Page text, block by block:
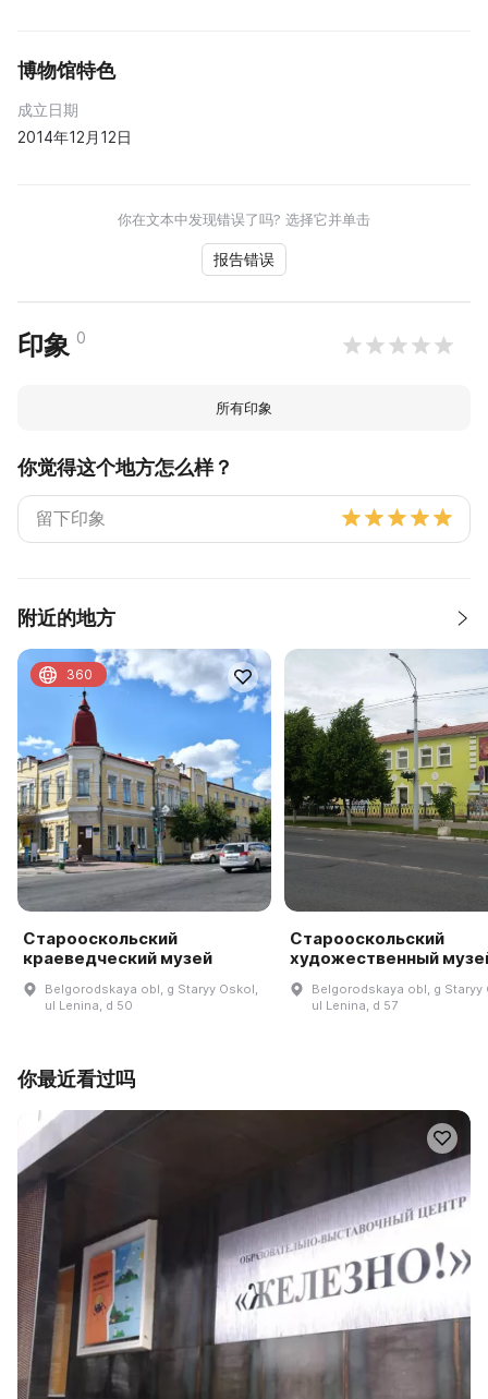
博物馆特色
成立日期
2014年12月12日
你在文本中发现错误了吗? 选择它并单击
报告错误
印象 0
所有印象
你觉得这个地方怎么样？
附近的地方
Старооскольский
краеведческий музей
Belgorodskaya obl, g Staryy Oskol,
ul Lenina, d 50
360
Старооскольский
художественный
Belgorodskaya obl, g Staryy
ul Lenina, d 57
你最近看过吗